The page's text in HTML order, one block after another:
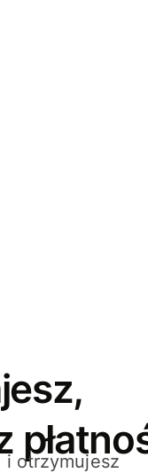
i otrzymujesz